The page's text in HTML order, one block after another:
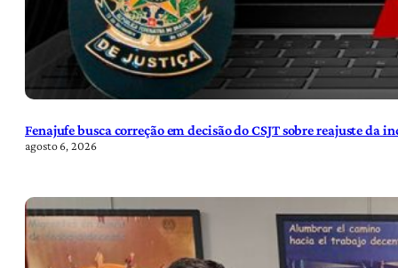
Fenajufe busca correção em decisão do CSJT sobre reajuste da
agosto 6, 2026